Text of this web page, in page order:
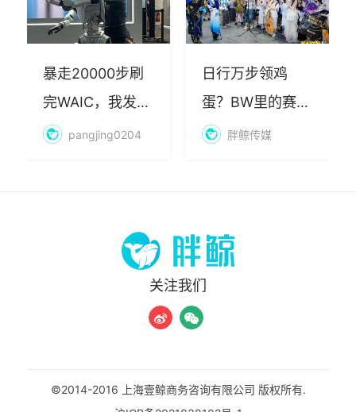
暴走20000步刷
完WAIC，我发现
AI最赚钱的不是
pangjing0204
日行万步领鸡
蛋？BW里的赛博
朝圣，藏着品牌
胖鲸传媒
关注我们
©2014-2016 上海壹鲸商务咨询有限公司 版权所有.